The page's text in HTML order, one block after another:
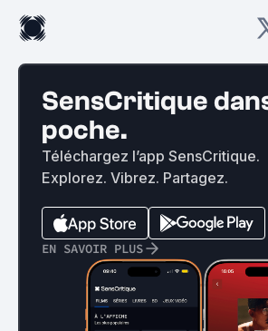
SensCritique
poche.
Téléchargez l’app SensCritique.
Explorez. Vibrez. Partagez.
EN SAVOIR PLUS